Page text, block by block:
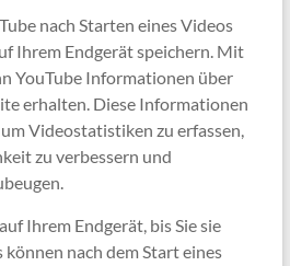
nach Starten eines Videos
Ihrem Endgerät speichern. Mit
YouTube Informationen über
erhalten. Diese Informationen
Videostatistiken zu erfassen,
zu verbessern und
Ihrem Endgerät, bis Sie sie
können nach dem Start eines